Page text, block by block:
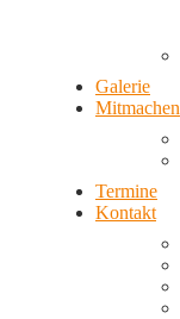
Galerie
Mitmachen
Termine
Kontakt